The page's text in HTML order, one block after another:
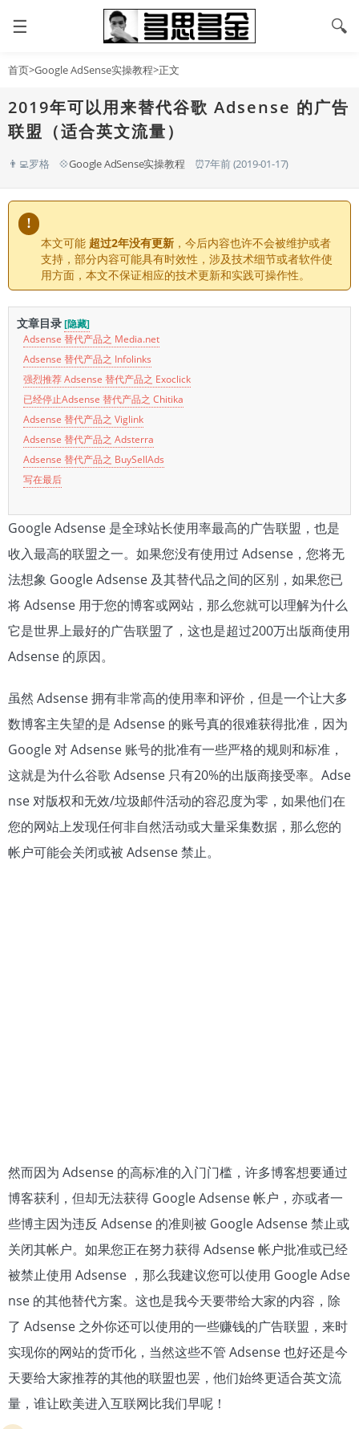
☰ 🔍
首页>Google AdSense实操教程>正文
2019年可以用来替代谷歌 Adsense 的广告
联盟（适合英文流量）
👨‍💻罗格 💠Google AdSense实操教程 ⏰7年前 (2019-01-17)
!
本文可能 超过2年没有更新 ，今后内容也许不会被维护或者
支持，部分内容可能具有时效性，涉及技术细节或者软件使
用方面，本文不保证相应的技术更新和实践可操作性。
文章目录[隐藏]
Adsense 替代产品之 Media.net
Adsense 替代产品之 Infolinks
强烈推荐 Adsense 替代产品之 Exoclick
已经停止Adsense 替代产品之 Chitika
Adsense 替代产品之 Viglink
Adsense 替代产品之 Adsterra
Adsense 替代产品之 BuySellAds
写在最后
Google Adsense 是全球站长使用率最高的广告联盟，也是
收入最高的联盟之一。如果您没有使用过 Adsense，您将无
法想象 Google Adsense 及其替代品之间的区别，如果您已
将 Adsense 用于您的博客或网站，那么您就可以理解为什么
它是世界上最好的广告联盟了，这也是超过200万出版商使用
Adsense 的原因。
虽然 Adsense 拥有非常高的使用率和评价，但是一个让大多
数博客主失望的是 Adsense 的账号真的很难获得批准，因为
Google 对 Adsense 账号的批准有一些严格的规则和标准，
这就是为什么谷歌 Adsense 只有20%的出版商接受率。Adse
nse 对版权和无效/垃圾邮件活动的容忍度为零，如果他们在
您的网站上发现任何非自然活动或大量采集数据，那么您的
帐户可能会关闭或被 Adsense 禁止。
然而因为 Adsense 的高标准的入门门槛，许多博客想要通过
博客获利，但却无法获得 Google Adsense 帐户，亦或者一
些博主因为违反 Adsense 的准则被 Google Adsense 禁止或
关闭其帐户。如果您正在努力获得 Adsense 帐户批准或已经
被禁止使用 Adsense ，那么我建议您可以使用 Google Adse
nse 的其他替代方案。这也是我今天要带给大家的内容，除
了 Adsense 之外你还可以使用的一些赚钱的广告联盟，来时
实现你的网站的货币化，当然这些不管 Adsense 也好还是今
天要给大家推荐的其他的联盟也罢，他们始终更适合英文流
量，谁让欧美进入互联网比我们早呢！